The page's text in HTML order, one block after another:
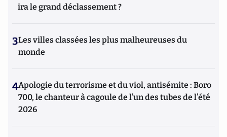
ira le grand déclassement ?
3Les villes classées les plus malheureuses du
monde
4Apologie du terrorisme et du viol, antisémite : Boro
700, le chanteur à cagoule de l’un des tubes de l’été
2026